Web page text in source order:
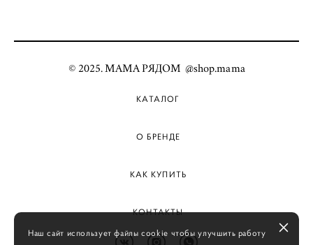
© 2025. МАМА РЯДОМ @shop.mama
КАТАЛОГ
О БРЕНДЕ
КАК КУПИТЬ
КОНТАКТЫ
Наш сайт использует файлы cookie чтобы улучшить работу